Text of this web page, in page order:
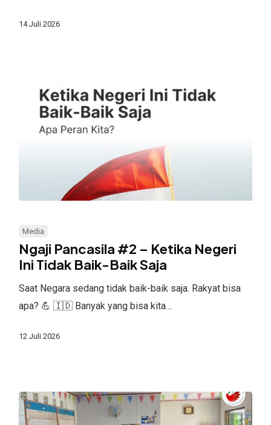
14 Juli 2026
Pancasila
#2
–
Ini
Tidak
Media
Ngaji Pancasila #2 – Ketika Negeri
Ini Tidak Baik-Baik Saja
Saat Negara sedang tidak baik-baik saja. Rakyat bisa
apa? 💪 🇮🇩 Banyak yang bisa kita…
12 Juli 2026